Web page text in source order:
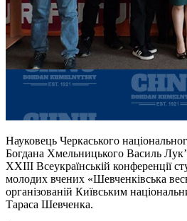
Науковець Черкаського
Богдана Хмельницького Василь
XXIII Всеукраїнській конференції
молодих вчених «Шевченківська
організованій Київським
Тараса Шевченка.